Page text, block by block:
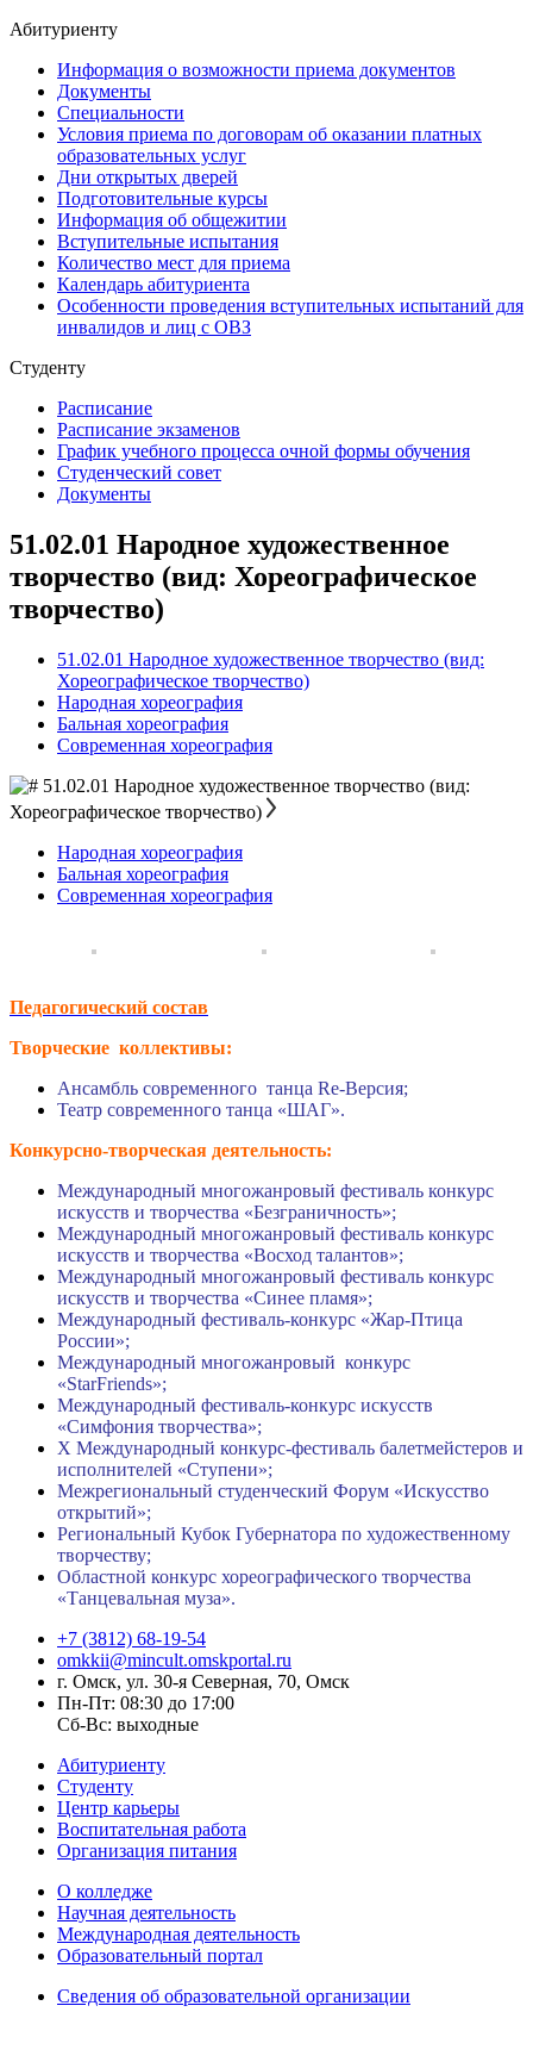
Абитуриенту
Информация о возможности приема документов
Документы
Специальности
Условия приема по договорам об оказании платных
образовательных услуг
Дни открытых дверей
Подготовительные курсы
Информация об общежитии
Вступительные испытания
Количество мест для приема
Календарь абитуриента
Особенности проведения вступительных испытаний для
инвалидов и лиц с ОВЗ
Студенту
Расписание
Расписание экзаменов
График учебного процесса очной формы обучения
Студенческий совет
Документы
51.02.01 Народное художественное
творчество (вид: Хореографическое
творчество)
51.02.01 Народное художественное творчество (вид:
Хореографическое творчество)
Народная хореография
Бальная хореография
Современная хореография
51.02.01 Народное художественное творчество (вид:
Хореографическое творчество)
Народная хореография
Бальная хореография
Современная хореография
Педагогический состав
Творческие коллективы:
Ансамбль современного танца Re-Версия;
Театр современного танца «ШАГ».
Конкурсно-творческая деятельность:
Международный многожанровый фестиваль конкурс
искусств и творчества «Безграничность»;
Международный многожанровый фестиваль конкурс
искусств и творчества «Восход талантов»;
Международный многожанровый фестиваль конкурс
искусств и творчества «Синее пламя»;
Международный фестиваль-конкурс «Жар-Птица
России»;
Международный многожанровый конкурс
«StarFriends»;
Международный фестиваль-конкурс искусств
«Симфония творчества»;
X Международный конкурс-фестиваль балетмейстеров и
исполнителей «Ступени»;
Межрегиональный студенческий Форум «Искусство
открытий»;
Региональный Кубок Губернатора по художественному
творчеству;
Областной конкурс хореографического творчества
«Танцевальная муза».
+7 (3812) 68-19-54
omkkii@mincult.omskportal.ru
г. Омск, ул. 30-я Северная, 70, Омск
Пн-Пт: 08:30 до 17:00
Сб-Вс: выходные
Абитуриенту
Студенту
Центр карьеры
Воспитательная работа
Организация питания
О колледже
Научная деятельность
Международная деятельность
Образовательный портал
Сведения об образовательной организации